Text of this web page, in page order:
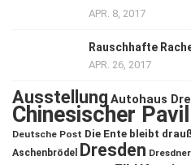
APR. 8, 2017
Rauschhafte
APR. 26, 2017
Ausstellung Autohaus
Chinesischer
Deutsche Post Die Ente bleibt
Aschenbrödel
Dresden